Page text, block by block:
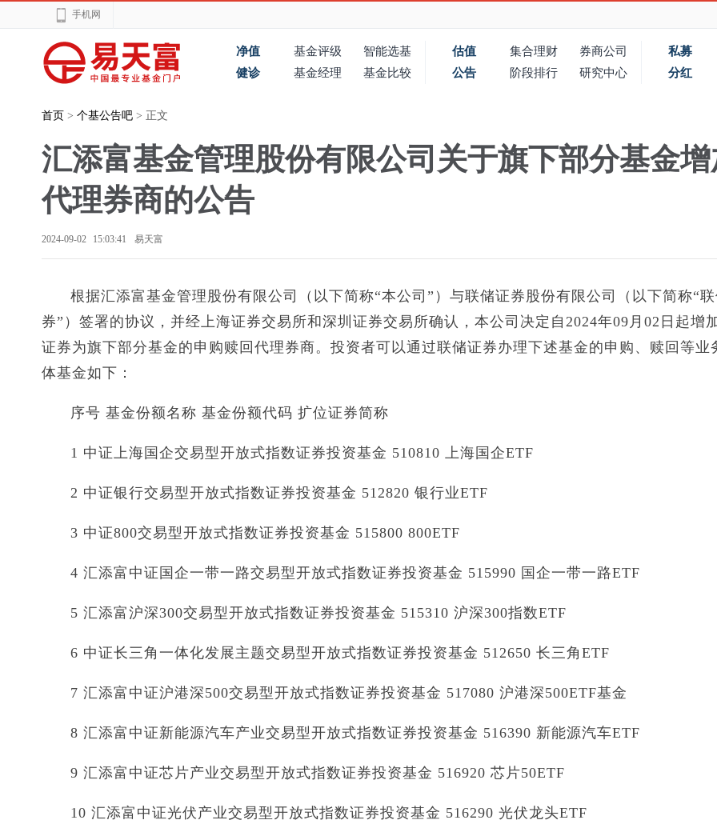
手机网
净值 基金评级
智能选基
健诊
基金经理 基金比较
估值 集合理财
券商公司
公告
阶段排行 研究中心
私募
分红
首页 > 个基公告吧 > 正文
汇添富基金管理股份有限公司关于旗下部分基金
代理券商的公告
2024-09-02 15:03:41 易天富
根据汇添富基金管理股份有限公司（以下简称“本公司”）与联储证券股份有限公司（以下简称“
券”）签署的协议，并经上海证券交易所和深圳证券交易所确认，本公司决定自2024年09月02日起增
证券为旗下部分基金的申购赎回代理券商。投资者可以通过联储证券办理下述基金的申购、赎回等业
体基金如下：
序号 基金份额名称 基金份额代码 扩位证券简称
1 中证上海国企交易型开放式指数证券投资基金 510810 上海国企ETF
2 中证银行交易型开放式指数证券投资基金 512820 银行业ETF
3 中证800交易型开放式指数证券投资基金 515800 800ETF
4 汇添富中证国企一带一路交易型开放式指数证券投资基金 515990 国企一带一路ETF
5 汇添富沪深300交易型开放式指数证券投资基金 515310 沪深300指数ETF
6 中证长三角一体化发展主题交易型开放式指数证券投资基金 512650 长三角ETF
7 汇添富中证沪港深500交易型开放式指数证券投资基金 517080 沪港深500ETF基金
8 汇添富中证新能源汽车产业交易型开放式指数证券投资基金 516390 新能源汽车ETF
9 汇添富中证芯片产业交易型开放式指数证券投资基金 516920 芯片50ETF
10 汇添富中证光伏产业交易型开放式指数证券投资基金 516290 光伏龙头ETF